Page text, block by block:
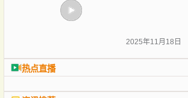
2025年11月18日
热点直播